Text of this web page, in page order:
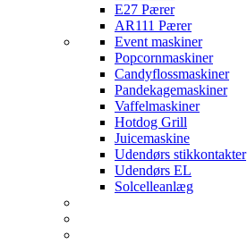
E27 Pærer
AR111 Pærer
Event maskiner
Popcornmaskiner
Candyflossmaskiner
Pandekagemaskiner
Vaffelmaskiner
Hotdog Grill
Juicemaskine
Udendørs stikkontakter
Udendørs EL
Solcelleanlæg